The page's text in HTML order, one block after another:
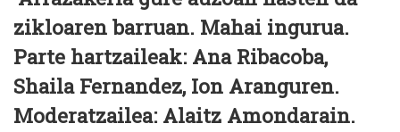
zikloaren barruan. Mahai ingurua.
Parte hartzaileak: Ana Ribacoba,
Shaila Fernandez, Ion Aranguren.
Moderatzailea: Alaitz Amondarain.